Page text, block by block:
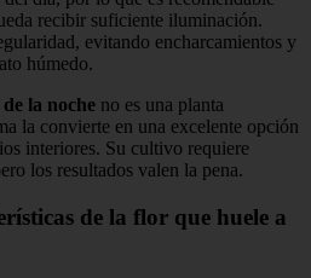
recibir suficiente iluminación.
evitando encharcamientos y
húmedo.
la noche no es una planta
la convierte en una excelente opción
interiores. Su cultivo requiere
los resultados valen la pena.
de la flor que huele a